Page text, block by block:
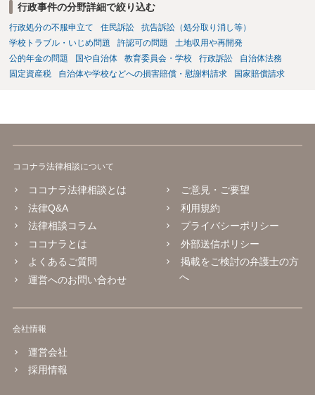
行政事件の分野詳細で絞り込む
行政処分の不服申立て 住民訴訟
抗告訴訟（処分取り消し等）
学校トラブル・いじめ問題
許認可の問題
土地収用や再開発
公的年金の問題
国や自治体 教育委員会・学校 行政訴訟
自治体法務
固定資産税
自治体や学校などへの損害賠償・慰謝料請求 国家賠償請求
ココナラ法律相談について
ココナラ法律相談とは
法律Q&A
法律相談コラム
ココナラとは
よくあるご質問
運営へのお問い合わせ
ご意見・ご要望
利用規約
プライバシーポリシー
外部送信ポリシー
掲載をご検討の弁護士の方
へ
会社情報
運営会社
採用情報